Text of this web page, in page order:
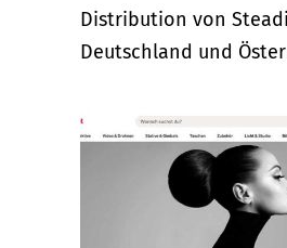
Distribution von
Deutschland und